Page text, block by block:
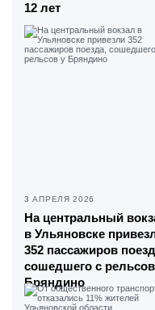
12 лет
3 АПРЕЛЯ 2026
На центральный
в Ульяновске
352 пассажиров
сошедшего с
Бряндино